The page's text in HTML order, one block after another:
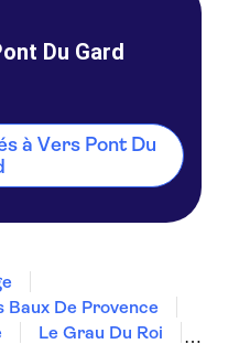
Du Gard
à Vers Pont Du
Baux De Provence
Le Grau Du Roi